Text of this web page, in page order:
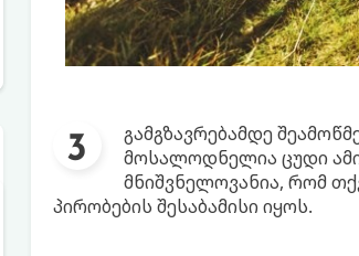
გამგზავრებამდე
მოსალოდნელია ცუდი
მნიშვნელოვანია, რომ
პირობების შესაბამისი იყოს.